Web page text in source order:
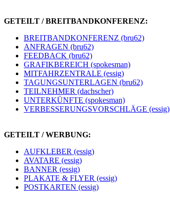
GETEILT / BREITBANDKONFERENZ:
BREITBANDKONFERENZ (bru62)
ANFRAGEN (bru62)
FEEDBACK (bru62)
GRAFIKBEREICH (spokesman)
MITFAHRZENTRALE (essig)
TAGUNGSUNTERLAGEN (bru62)
TEILNEHMER (dachscher)
UNTERKÜNFTE (spokesman)
VERBESSERUNGSVORSCHLÄGE (essig)
GETEILT / WERBUNG:
AUFKLEBER (essig)
AVATARE (essig)
BANNER (essig)
PLAKATE & FLYER (essig)
POSTKARTEN (essig)